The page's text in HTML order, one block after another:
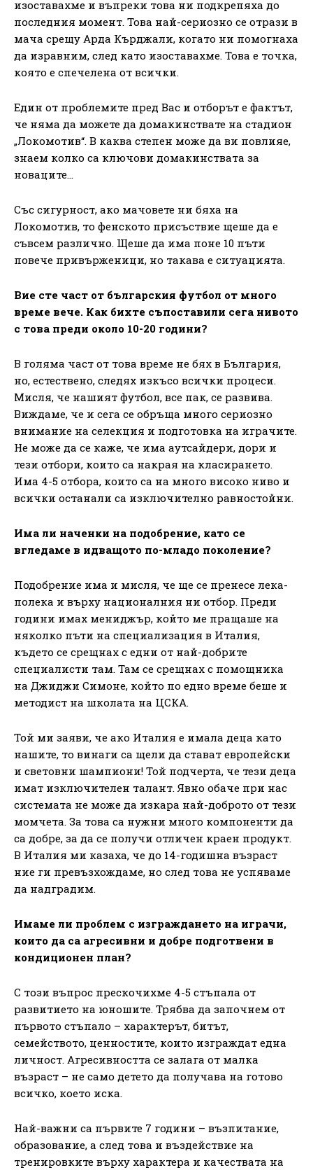
изоставахме и въпреки това ни подкрепяха до
последния момент. Това най-сериозно се отрази в
мача срещу Арда Кърджали, когато ни помогнаха
да изравним, след като изоставахме. Това е точка,
която е спечелена от всички.
Един от проблемите пред Вас и отборът е фактът,
че няма да можете да домакинствате на стадион
„Локомотив“. В каква степен може да ви повлияе,
знаем колко са ключови домакинствата за
новаците…
Със сигурност, ако мачовете ни бяха на
Локомотив, то фенското присъствие щеше да е
съвсем различно. Щеше да има поне 10 пъти
повече привърженици, но такава е ситуацията.
Вие сте част от българския футбол от много
време вече. Как бихте съпоставили сега нивото
с това преди около 10-20 години?
В голяма част от това време не бях в България,
но, естествено, следях изкъсо всички процеси.
Мисля, че нашият футбол, все пак, се развива.
Виждаме, че и сега се обръща много сериозно
внимание на селекция и подготовка на играчите.
Не може да се каже, че има аутсайдери, дори и
тези отбори, които са накрая на класирането.
Има 4-5 отбора, които са на много високо ниво и
всички останали са изключително равностойни.
Има ли наченки на подобрение, като се
вгледаме в идващото по-младо поколение?
Подобрение има и мисля, че ще се пренесе лека-
полека и върху националния ни отбор. Преди
години имах мениджър, който ме пращаше на
няколко пъти на специализация в Италия,
където се срещнах с едни от най-добрите
специалисти там. Там се срещнах с помощника
на Джиджи Симоне, който по едно време беше и
методист на школата на ЦСКА.
Той ми заяви, че ако Италия е имала деца като
нашите, то винаги са щели да стават европейски
и световни шампиони! Той подчерта, че тези деца
имат изключителен талант. Явно обаче при нас
системата не може да изкара най-доброто от тези
момчета. За това са нужни много компоненти да
са добре, за да се получи отличен краен продукт.
В Италия ми казаха, че до 14-годишна възраст
ние ги превъзхождаме, но след това не успяваме
да надградим.
Имаме ли проблем с изграждането на играчи,
които да са агресивни и добре подготвени в
кондиционен план?
С този въпрос прескочихме 4-5 стъпала от
развитието на юношите. Трябва да започнем от
първото стъпало – характерът, битът,
семейството, ценностите, които изграждат една
личност. Агресивността се залага от малка
възраст – не само детето да получава на готово
всичко, което иска.
Най-важни са първите 7 години – възпитание,
образование, а след това и въздействие на
тренировките върху характера и качествата на